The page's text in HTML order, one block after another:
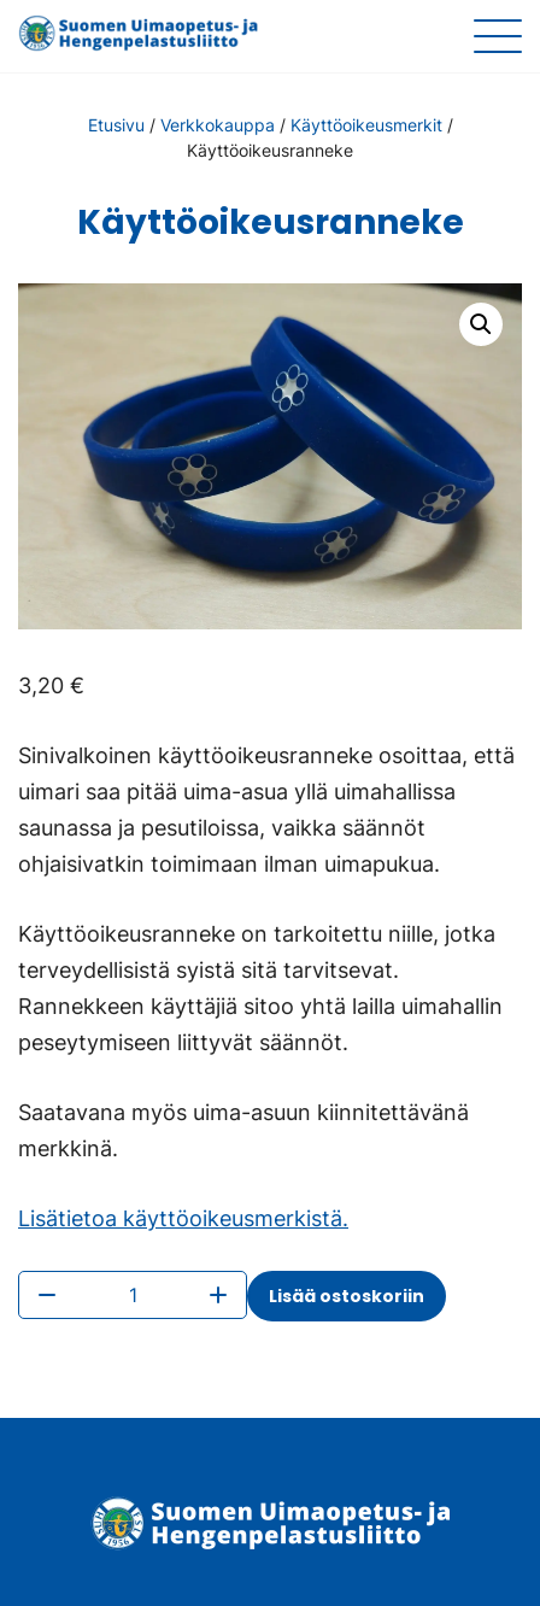
Etusivu / Verkkokauppa / Käyttöoikeusmerkit/
Käyttöoikeusranneke
Käyttöoikeusranneke
3,20 €
Sinivalkoinen käyttöoikeusranneke osoittaa, että
uimari saa pitää uima-asua yllä uimahallissa
saunassa ja pesutiloissa, vaikka säännöt
ohjaisivatkin toimimaan ilman uimapukua.
Käyttöoikeusranneke on tarkoitettu niille, jotka
terveydellisistä syistä sitä tarvitsevat.
Rannekkeen käyttäjiä sitoo yhtä lailla uimahallin
peseytymiseen liittyvät säännöt.
Saatavana myös uima-asuun kiinnitettävänä
merkkinä.
Lisätietoa käyttöoikeusmerkistä.
Käyttöoikeusranneke
määrä
Lisää ostoskoriin